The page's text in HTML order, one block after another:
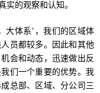
实的观察和认知。
大体系’，我们的区域体
员都较多。因此和其他
会和动态，迅速做出反
们一个重要的优势。我
总部、区域、分公司三